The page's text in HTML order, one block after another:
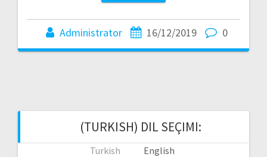
Administrator 16/12/2019 0
(TURKISH) DIL SEÇIMI:
Turkish English